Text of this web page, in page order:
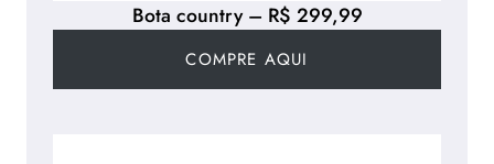
Bota country – R$ 299,99
COMPRE AQUI